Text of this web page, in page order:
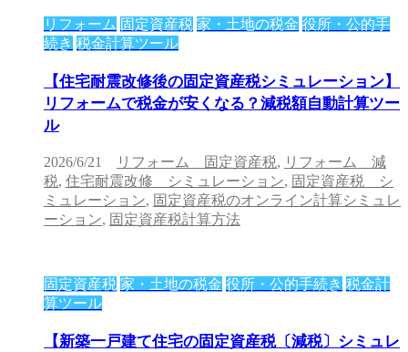
リフォーム 固定資産税 家・土地の税金 役所・公的手
続き 税金計算ツール
【住宅耐震改修後の固定資産税シミュレーション】
リフォームで税金が安くなる？減税額自動計算ツー
ル
2026/6/21 リフォーム 固定資産税, リフォーム 減
税, 住宅耐震改修 シミュレーション, 固定資産税 シ
ミュレーション, 固定資産税のオンライン計算シミュレ
ーション, 固定資産税計算方法
固定資産税 家・土地の税金 役所・公的手続き 税金計
算ツール
【新築一戸建て住宅の固定資産税〔減税〕シミュレ